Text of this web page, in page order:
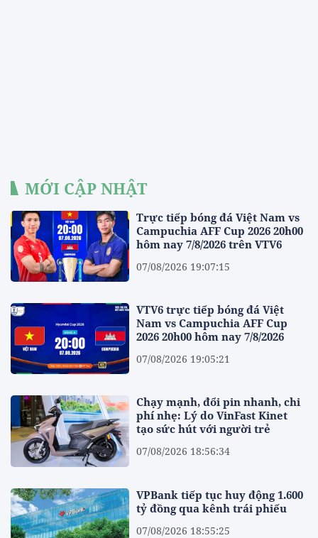
MỚI CẬP NHẬT
Trực tiếp bóng đá Việt Nam vs
Campuchia AFF Cup 2026 20h00
hôm nay 7/8/2026 trên VTV6
07/08/2026 19:07:15
VTV6 trực tiếp bóng đá Việt
Nam vs Campuchia AFF Cup
2026 20h00 hôm nay 7/8/2026
07/08/2026 19:05:21
Chạy mạnh, đổi pin nhanh, chi
phí nhẹ: Lý do VinFast Kinet
tạo sức hút với người trẻ
07/08/2026 18:56:34
VPBank tiếp tục huy động 1.600
tỷ đồng qua kênh trái phiếu
07/08/2026 18:55:25